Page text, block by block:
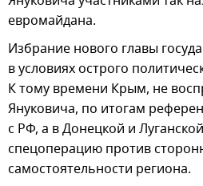
евромайдана.
Избрание нового главы
в условиях острого
К тому времени Крым, не
Януковича, по итогам
с РФ, а в Донецкой и
спецоперацию против
самостоятельности региона.